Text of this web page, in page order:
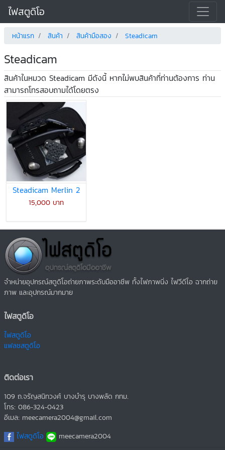
ไฟสตูดิโอ
หน้าแรก สินค้า สินค้ามือสอง Steadicam
Steadicam
สินค้าในหมวด Steadicam มีดังนี้ หากไม่พบสินค้าที่ท่านต้องการ ท่าน
สามารถโทรสอบถามได้โดยตรง
Steadicam Merlin 2
15,000 บาท
จำหน่ายอุปกรณ์สตูดิโอถ่ายภาพระดับมืออาชีพ ทั้งไฟภาพนิ่ง ไฟวีดีโอ ฉากถ่าย
ภาพ และอุปกรณ์มากมาย
ไฟสตูดิโอ
ไฟสตูดิโอ
แฟลชสตูดิโอ
ติดต่อเรา
109 ถ.จรัญสนิทวงศ์ บางบำรุ บางพลัด กทม.
โทร: 086-324-0423
อีเมล: meecamera2004@gmail.com
ไฟสตูดิโอ
meecamera2004